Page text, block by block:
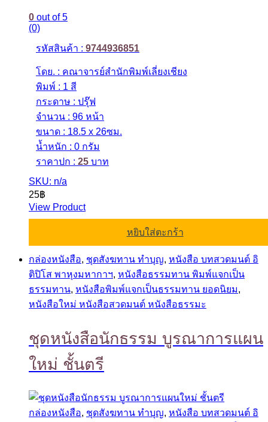
0 out of 5
(0)
รหัสสินค้า : 9744936851
โดย. : คณาจารย์สำนักพิมพ์เลี่ยงเชียง
พิมพ์ : 1 สี
กระดาษ : ปรุ๊ฟ
จำนวน : 96 หน้า
ขนาด : 18.5 x 26ซม.
น้ำหนัก : 0 กรัม
ราคาปก : 25 บาท
SKU: n/a
25฿
View Product
หยิบใส่ตะกร้า
กล่องหนังสือ, ชุดสังฆทาน ทำบุญ, หนังสือ บทสวดมนต์ อิ
ติปิโส พาหุงมหากาฯ, หนังสือธรรมทาน พิมพ์แจกเป็น
ธรรมทาน, หนังสือพิมพ์แจกเป็นธรรมทาน ยอดนิยม,
หนังสือใหม่ หนังสือสวดมนต์ หนังสือธรรมะ
ชุดหนังสือนักธรรม บูรณาการแผน
ใหม่ ชั้นตรี
กล่องหนังสือ, ชุดสังฆทาน ทำบุญ, หนังสือ บทสวดมนต์ อิ